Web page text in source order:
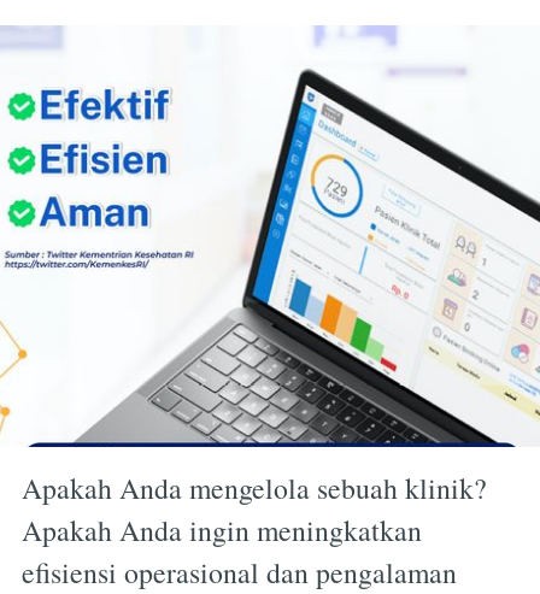
Apakah Anda mengelola sebuah klinik?
Apakah Anda ingin meningkatkan
efisiensi operasional dan pengalaman